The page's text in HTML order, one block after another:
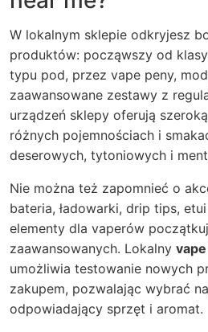
W lokalnym sklepie odkryjesz
produktów: począwszy od
typu pod, przez vape peny,
zaawansowane zestawy z
urządzeń sklepy oferują
różnych pojemnościach i
deserowych, tytoniowych i
Nie można też zapomnieć o
bateria, ładowarki, drip tips,
elementy dla vaperów
zaawansowanych. Lokalny
umożliwia testowanie nowych
zakupem, pozwalając wybrać
odpowiadający sprzęt i aromat.